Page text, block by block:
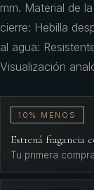
mm. Material de
cierre: Hebilla
al agua:
Visualización
10% MENOS
Estrená fragancia
Tu primera